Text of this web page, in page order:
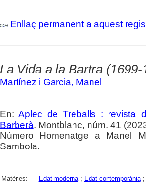
Enllaç permanent a aquest
La Vida a la Bartra (1699-
Martínez i Garcia, Manel
En: Aplec de Treballs : revista
Barberà. Montblanc, núm. 41
Número Homenatge a Manel
Sambola.
Matèries: Edat moderna; Edat contemporània;